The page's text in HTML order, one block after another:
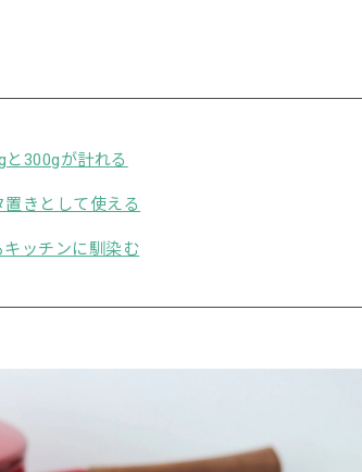
300gが計れる
きとして使える
ッチンに馴染む